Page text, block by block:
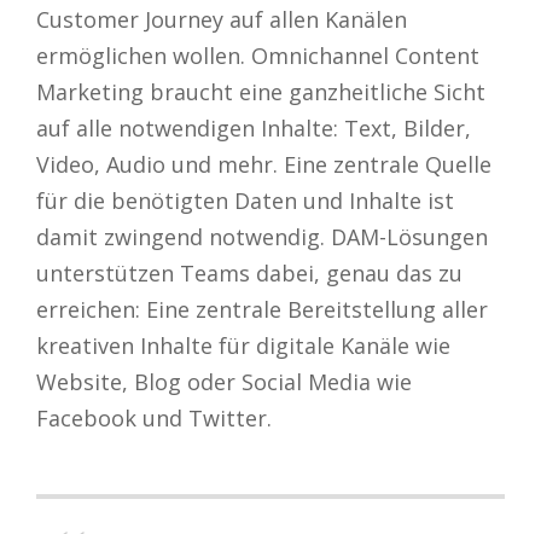
Customer Journey auf allen Kanälen
ermöglichen wollen. Omnichannel Content
Marketing braucht eine ganzheitliche Sicht
auf alle notwendigen Inhalte: Text, Bilder,
Video, Audio und mehr. Eine zentrale Quelle
für die benötigten Daten und Inhalte ist
damit zwingend notwendig. DAM-Lösungen
unterstützen Teams dabei, genau das zu
erreichen: Eine zentrale Bereitstellung aller
kreativen Inhalte für digitale Kanäle wie
Website, Blog oder Social Media wie
Facebook und Twitter.